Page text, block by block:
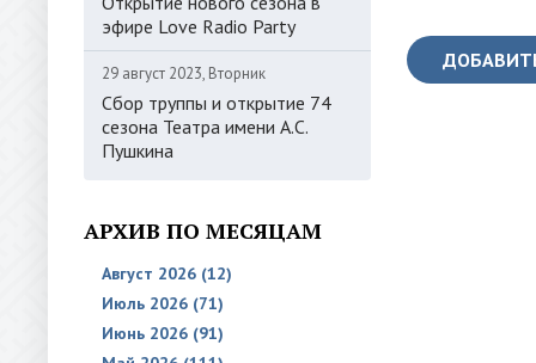
эфире Love Radio Party
29 август 2023, Вторник
Сбор труппы и открытие 74
сезона Театра имени А.С.
Пушкина
АРХИВ ПО МЕСЯЦАМ
Август 2026 (12)
Июль 2026 (71)
Июнь 2026 (91)